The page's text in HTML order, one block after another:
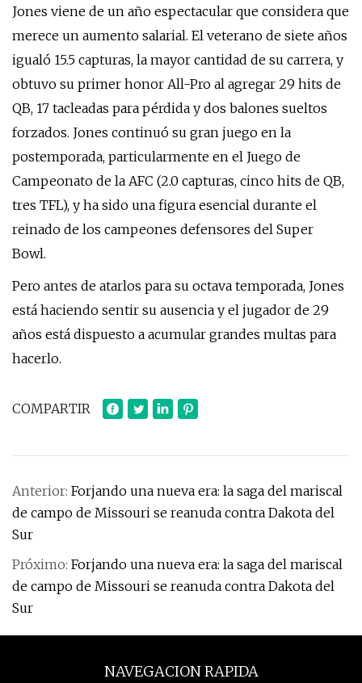
Jones viene de un año espectacular que considera que
merece un aumento salarial. El veterano de siete años
igualó 15.5 capturas, la mayor cantidad de su carrera, y
obtuvo su primer honor All-Pro al agregar 29 hits de
QB, 17 tacleadas para pérdida y dos balones sueltos
forzados. Jones continuó su gran juego en la
postemporada, particularmente en el Juego de
Campeonato de la AFC (2.0 capturas, cinco hits de QB,
tres TFL), y ha sido una figura esencial durante el
reinado de los campeones defensores del Super
Bowl.
Pero antes de atarlos para su octava temporada, Jones
está haciendo sentir su ausencia y el jugador de 29
años está dispuesto a acumular grandes multas para
hacerlo.
COMPARTIR
Anterior: Forjando una nueva era: la saga del mariscal
de campo de Missouri se reanuda contra Dakota del
Sur
Próximo: Forjando una nueva era: la saga del mariscal
de campo de Missouri se reanuda contra Dakota del
Sur
NAVEGACION RAPIDA